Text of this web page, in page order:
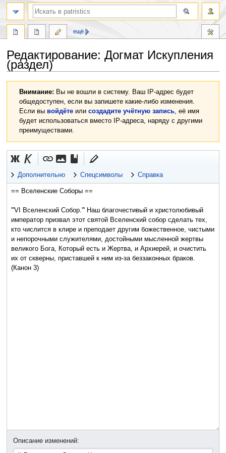
Редактирование: Догмат Искупления
(раздел)
навигации
поиску
Внимание: Вы не вошли в систему. Ваш IP-адрес будет
общедоступен, если вы запишете какие-либо изменения.
Если вы войдётеили создадите учётную запись, её имя
будет использоваться вместо IP-адреса, наряду с другими
преимуществами.
Дополнительно Спецсимволы Справка
Описание изменений:
ещё